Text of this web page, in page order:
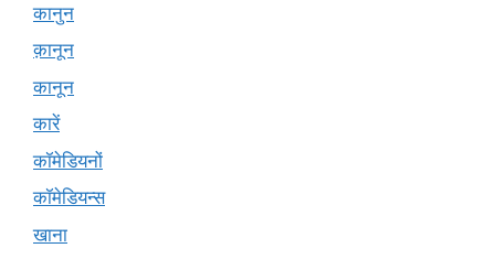
कानुन
क़ानून
कानून
कारें
कॉमेडियनों
कॉमेडियन्स
खाना